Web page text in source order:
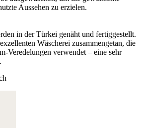
Aussehen zu erzielen.
in der Türkei genäht und fertiggestellt.
Wäscherei zusammengetan, die
Veredelungen verwendet – eine sehr